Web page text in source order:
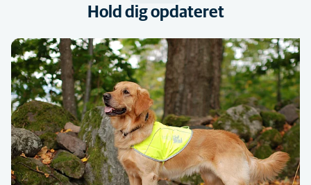
Hold dig opdateret